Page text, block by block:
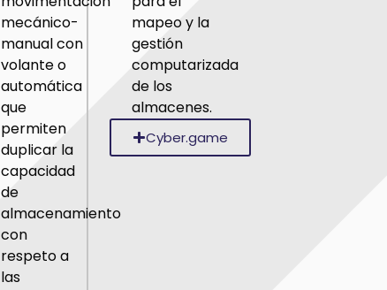
mecánico-
manual con
volante o
automática
que
permiten
duplicar la
capacidad
de
almacenamiento
con
respeto a
las
mapeo y la
gestión
computarizada
de los
almacenes.
Cyber.game